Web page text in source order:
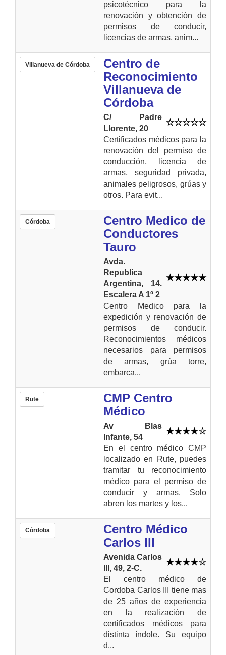
psicotécnico para la
renovación y obtención de
permisos de conducir,
licencias de armas, anim...
Villanueva de Córdoba
Centro de
Reconocimiento
Villanueva de
Córdoba
C/ Padre
Llorente, 20
Certificados médicos para la
renovación del permiso de
conducción, licencia de
armas, seguridad privada,
animales peligrosos, grúas y
otros. Para evit...
Córdoba
Centro Medico de
Conductores
Tauro
Avda.
Republica
Argentina, 14.
Escalera A 1º 2
Centro Medico para la
expedición y renovación de
permisos de conducir.
Reconocimientos médicos
necesarios para permisos
de armas, grúa torre,
embarca...
Rute
CMP Centro
Médico
Av Blas
Infante, 54
En el centro médico CMP
localizado en Rute, puedes
tramitar tu reconocimiento
médico para el permiso de
conducir y armas. Solo
abren los martes y los...
Córdoba
Centro Médico
Carlos III
Avenida Carlos
III, 49, 2-C.
El centro médico de
Cordoba Carlos III tiene mas
de 25 años de experiencia
en la realización de
certificados médicos para
distinta índole. Su equipo
d...